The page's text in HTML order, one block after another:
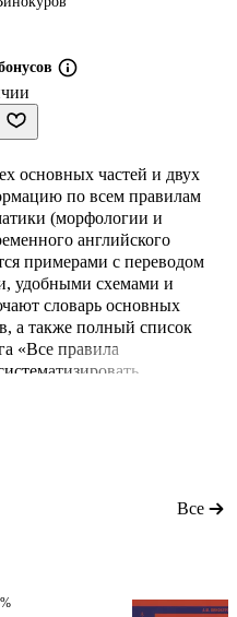
основных частей и двух
по всем правилам
(морфологии и
английского
примерами с переводом
удобными схемами и
словарь основных
а также полный список
«Все правила
всех, изучающих
Все